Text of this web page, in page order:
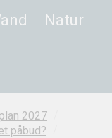
Natur
2027
påbud?